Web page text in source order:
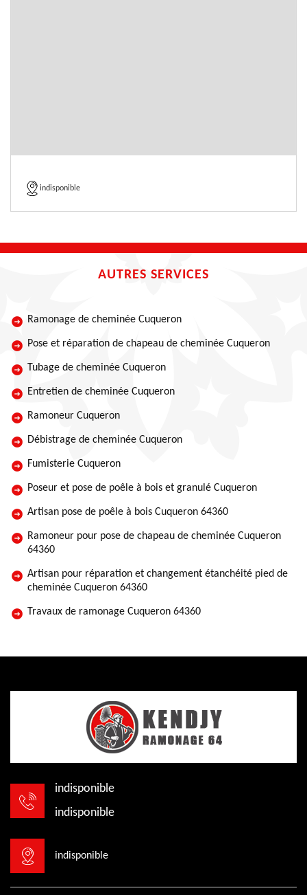
indisponible
AUTRES SERVICES
Ramonage de cheminée Cuqueron
Pose et réparation de chapeau de cheminée Cuqueron
Tubage de cheminée Cuqueron
Entretien de cheminée Cuqueron
Ramoneur Cuqueron
Débistrage de cheminée Cuqueron
Fumisterie Cuqueron
Poseur et pose de poêle à bois et granulé Cuqueron
Artisan pose de poêle à bois Cuqueron 64360
Ramoneur pour pose de chapeau de cheminée Cuqueron
64360
Artisan pour réparation et changement étanchéité pied de
cheminée Cuqueron 64360
Travaux de ramonage Cuqueron 64360
indisponible
indisponible
indisponible